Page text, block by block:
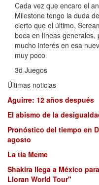
Cada vez que encaro el
Milestone tengo la duda
cierto que el último,
boca en líneas generales,
mucho interés en esa
muy poco
3d Juegos
Últimas noticias
Aguirre: 12 años después
El abismo de la
Pronóstico del tiempo en
agosto
La tía Meme
Shakira llega a México
Lloran World Tour"